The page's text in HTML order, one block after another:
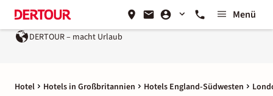
Menü
DERTOUR – macht Urlaub
Hotel Hotels in Großbritannien Hotels England-Südwesten